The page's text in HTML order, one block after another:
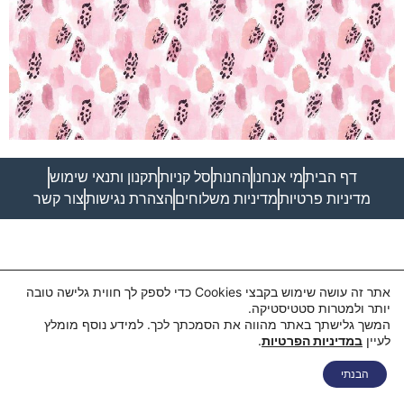
דף הביתמי אנחנו החנותסל קניותתקנון ותנאי שימוש
מדיניות פרטיותמדיניות משלוחים הצהרת נגישותצור קשר
אתר זה עושה שימוש בקבצי Cookies כדי לספק לך חווית גלישה טובה
יותר ולמטרות סטטיסטיקה.
המשך גלישתך באתר מהווה את הסמכתך לכך. למידע נוסף מומלץ
לעיין במדיניות הפרטיות.
הבנתי